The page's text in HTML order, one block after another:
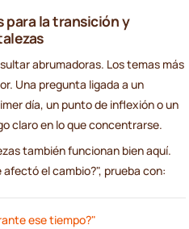
para la transición y
abrumadoras. Los temas más
Una pregunta ligada a un
día, un punto de inflexión o un
claro en lo que concentrarse.
también funcionan bien aquí.
el cambio?", prueba con:
ese tiempo?"